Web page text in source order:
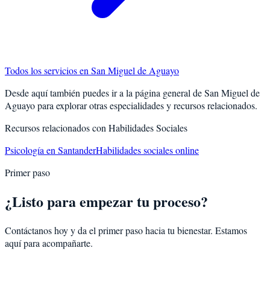
Todos los servicios en San Miguel de Aguayo
Desde aquí también puedes ir a la página general deSan Miguel de
Aguayopara explorar otras especialidades y recursos relacionados.
Recursos relacionados con Habilidades Sociales
Psicología en SantanderHabilidades sociales online
Primer paso
¿Listo para empezar tu proceso?
Contáctanos hoy y da el primer paso hacia tu bienestar. Estamos
aquí para acompañarte.